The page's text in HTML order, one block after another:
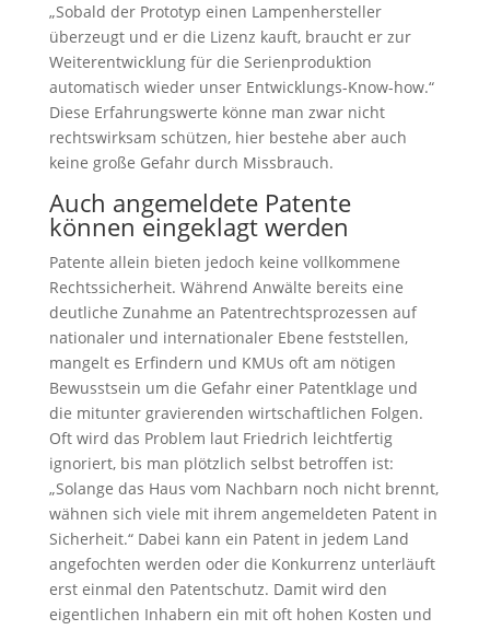
„Sobald der Prototyp einen Lampenhersteller
überzeugt und er die Lizenz kauft, braucht er zur
Weiterentwicklung für die Serienproduktion
automatisch wieder unser Entwicklungs-Know-how.“
Diese Erfahrungswerte könne man zwar nicht
rechtswirksam schützen, hier bestehe aber auch
keine große Gefahr durch Missbrauch.
Auch angemeldete Patente
können eingeklagt werden
Patente allein bieten jedoch keine vollkommene
Rechtssicherheit. Während Anwälte bereits eine
deutliche Zunahme an Patentrechtsprozessen auf
nationaler und internationaler Ebene feststellen,
mangelt es Erfindern und KMUs oft am nötigen
Bewusstsein um die Gefahr einer Patentklage und
die mitunter gravierenden wirtschaftlichen Folgen.
Oft wird das Problem laut Friedrich leichtfertig
ignoriert, bis man plötzlich selbst betroffen ist:
„Solange das Haus vom Nachbarn noch nicht brennt,
wähnen sich viele mit ihrem angemeldeten Patent in
Sicherheit.“ Dabei kann ein Patent in jedem Land
angefochten werden oder die Konkurrenz unterläuft
erst einmal den Patentschutz. Damit wird den
eigentlichen Inhabern ein mit oft hohen Kosten und